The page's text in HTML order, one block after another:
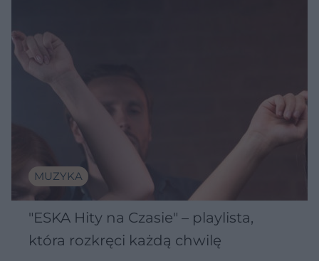
MUZYKA
"ESKA Hity na Czasie" – playlista,
która rozkręci każdą chwilę